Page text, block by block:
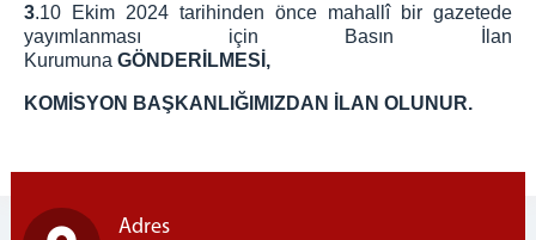
3.10 Ekim 2024 tarihinden önce mahallî bir gazetede
yayımlanması için Basın İlan
Kurumuna GÖNDERİLMESİ,
KOMİSYON BAŞKANLIĞIMIZDAN İLAN OLUNUR.
Adres